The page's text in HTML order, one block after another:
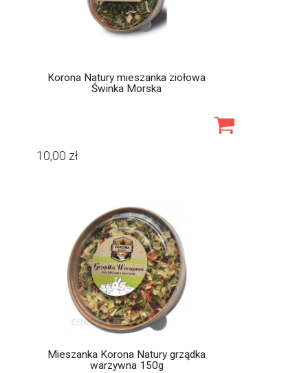
Korona Natury mieszanka ziołowa
Świnka Morska
10,00 zł
Mieszanka Korona Natury grządka
warzywna 150g